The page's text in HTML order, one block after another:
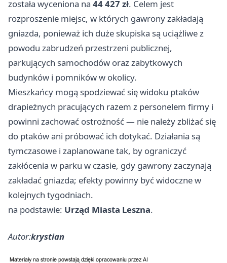
została wyceniona na 44 427 zł. Celem jest
rozproszenie miejsc, w których gawrony zakładają
gniazda, ponieważ ich duże skupiska są uciążliwe z
powodu zabrudzeń przestrzeni publicznej,
parkujących samochodów oraz zabytkowych
budynków i pomników w okolicy.
Mieszkańcy mogą spodziewać się widoku ptaków
drapieżnych pracujących razem z personelem firmy i
powinni zachować ostrożność — nie należy zbliżać się
do ptaków ani próbować ich dotykać. Działania są
tymczasowe i zaplanowane tak, by ograniczyć
zakłócenia w parku w czasie, gdy gawrony zaczynają
zakładać gniazda; efekty powinny być widoczne w
kolejnych tygodniach.
na podstawie: Urząd Miasta Leszna.
Autor:krystian